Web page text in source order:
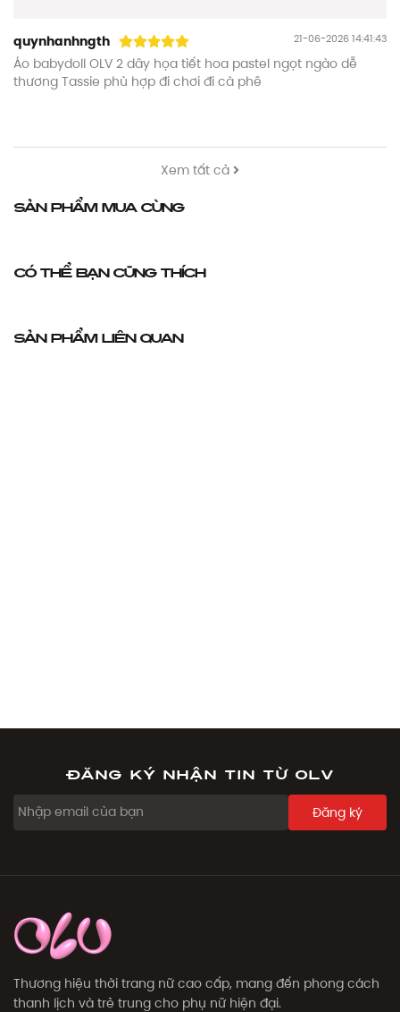
quynhanhngth 21-06-2026 14:41:43
Áo babydoll OLV 2 dây họa tiết hoa pastel ngọt ngào dễ
thương Tassie phù hợp đi chơi đi cà phê
Xem tất cả
Sản phẩm mua cùng
Có thể bạn cũng thích
Sản phẩm liên quan
Đăng ký nhận tin từ OLV
Đăng ký
Thương hiệu thời trang nữ cao cấp, mang đến phong cách
thanh lịch và trẻ trung cho phụ nữ hiện đại.